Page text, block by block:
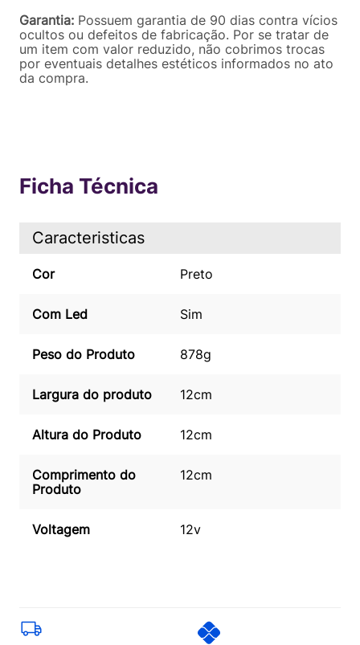
Garantia: Possuem garantia de 90 dias contra vícios
ocultos ou defeitos de fabricação. Por se tratar de
um item com valor reduzido, não cobrimos trocas
por eventuais detalhes estéticos informados no ato
da compra.
Ficha Técnica
Caracteristicas
Cor Preto
Com Led Sim
Peso do Produto 878g
Largura do produto 12cm
Altura do Produto 12cm
Comprimento do
Produto
12cm
Voltagem 12v